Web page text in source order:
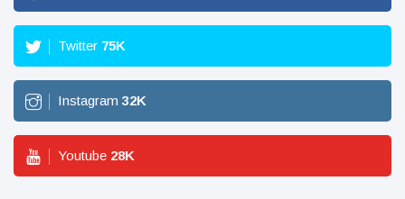
Twitter 75K
Instagram 32K
Youtube 28K